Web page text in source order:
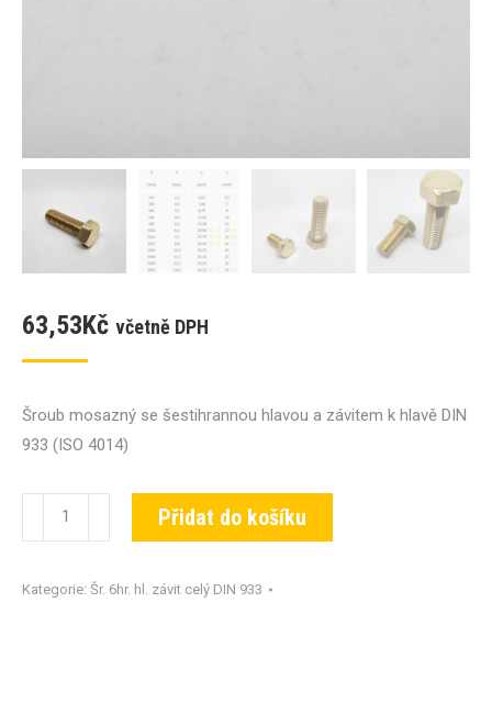
63,53Kč včetně DPH
Šroub mosazný se šestihrannou hlavou a závitem k hlavě DIN
933 (ISO 4014)
MS-
Přidat do košíku
Kategorie: Šr. 6hr. hl. závit celý DIN 933